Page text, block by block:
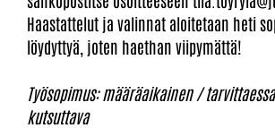
Haastattelut ja valinnat aloitetaan heti
löydyttyä, joten haethan viipymättä!
Työsopimus: määräaikainen /
kutsuttava